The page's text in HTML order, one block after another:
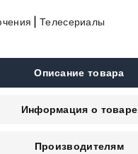
|Телесериалы
Описание товара
Информация о товаре
Производителям